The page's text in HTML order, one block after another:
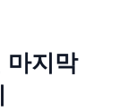
마지막